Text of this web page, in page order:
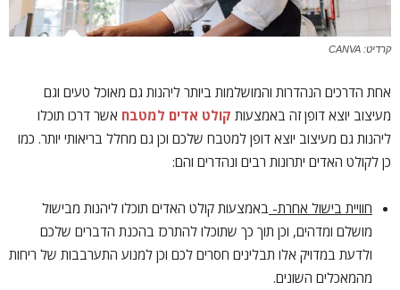
קרדיט: CANVA
אחת הדרכים הנהדרות והמושלמות ביותר ליהנות גם מאוכל טעים וגם
מעיצוב יוצא דופן זה באמצעות קולט אדים למטבח אשר דרכו תוכלו
ליהנות גם מעיצוב יוצא דופן למטבח שלכם וכן גם מחלל בריאותי יותר. כמו
כן לקולט האדים יתרונות רבים ונהדרים והם:
חוויית בישול אחרת- באמצעות קולט האדים תוכלו ליהנות מבישול
מושלם ומדהים, וכן תוך כך שתוכלו להתרכז בהכנת הדברים שלכם
ולדעת במדויק אלו תבלינים חסרים לכם וכן למנוע התערבבות של ריחות
מהמאכלים השונים.